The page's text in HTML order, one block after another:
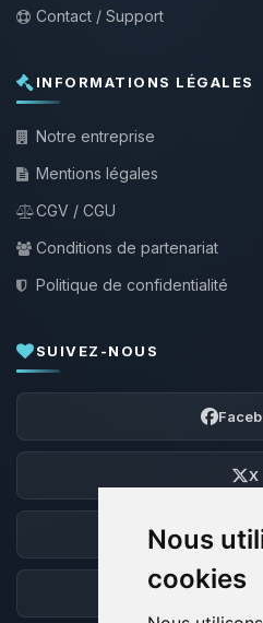
Nous
cookies
Contact / Support
INFORMATIONS LÉGALES
Notre entreprise
Mentions légales
CGV / CGU
Conditions de partenariat
Politique de confidentialité
SUIVEZ-NOUS
X